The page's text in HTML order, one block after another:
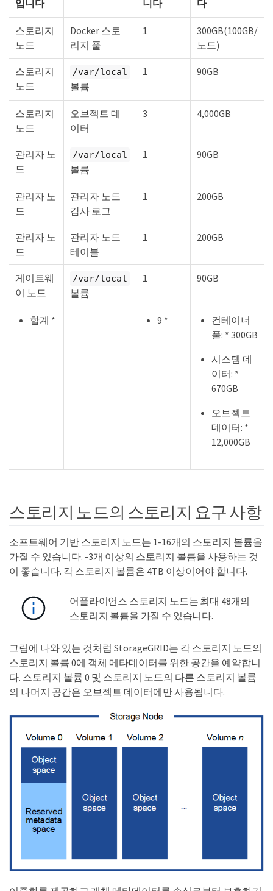
입니다 니다 다
스토리지
노드
Docker 스토
리지 풀
1
300GB(100GB/
노드)
스토리지
노드
/var/local
볼륨
1 90GB
스토리지
노드
오브젝트 데
이터
3 4,000GB
관리자 노
드
/var/local
볼륨
1 90GB
관리자 노
드
관리자 노드
감사 로그
1 200GB
관리자 노
드
관리자 노드
테이블
1 200GB
게이트웨
이 노드
/var/local
볼륨
1 90GB
합계 * 9 *
컨테이너
풀: * 300GB
시스템 데
이터: *
670GB
오브젝트
데이터: *
12,000GB
스토리지 노드의 스토리지 요구 사항
소프트웨어 기반 스토리지 노드는 1-16개의 스토리지 볼륨을
가질 수 있습니다. -3개 이상의 스토리지 볼륨을 사용하는 것
이 좋습니다. 각 스토리지 볼륨은 4TB 이상이어야 합니다.
어플라이언스 스토리지 노드는 최대 48개의
스토리지 볼륨을 가질 수 있습니다.
그림에 나와 있는 것처럼 StorageGRID는 각 스토리지 노드의
스토리지 볼륨 0에 객체 메타데이터를 위한 공간을 예약합니
다. 스토리지 볼륨 0 및 스토리지 노드의 다른 스토리지 볼륨
의 나머지 공간은 오브젝트 데이터에만 사용됩니다.